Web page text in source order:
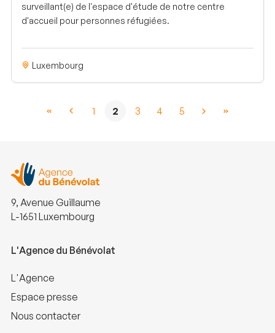
surveillant(e) de l'espace d'étude de notre centre
d'accueil pour personnes réfugiées.
Luxembourg
1 2 3 4 5
9, Avenue Guillaume
L-1651 Luxembourg
L'Agence du Bénévolat
L'Agence
Espace presse
Nous contacter